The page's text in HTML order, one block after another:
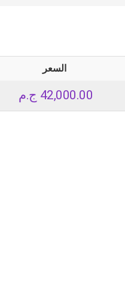
السعر
ج.م 42,000.00